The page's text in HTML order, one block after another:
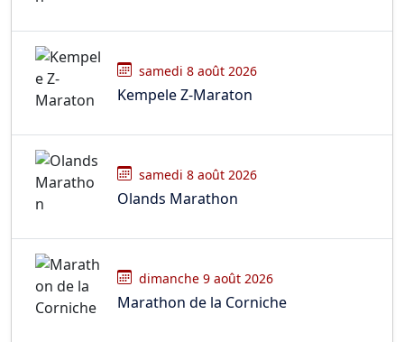
samedi 8 août 2026
Kempele Z-Maraton
samedi 8 août 2026
Olands Marathon
dimanche 9 août 2026
Marathon de la Corniche